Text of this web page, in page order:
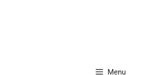
Menu